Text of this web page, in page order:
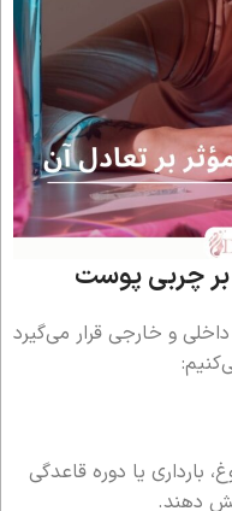
چربی پوست
و خارجی قرار می‌گیرد
بارداری یا دوره قاعدگی
دهند.